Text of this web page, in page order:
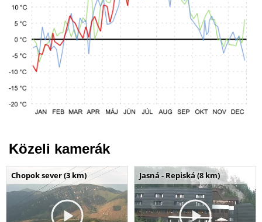
Közeli kamerák
Chopok sever (3 km) Jasná - Repiská (8 km)